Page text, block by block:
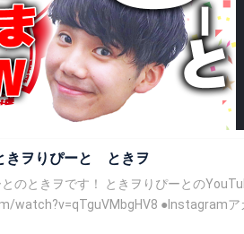
きヲりぴーと ときヲ
ャンネル登録をよろしくお願いいたします！ ●ときりぴYouTub
www.instagram.com/tokioooorpt/ ●TikTokアカウント https://vt.tiktok.com/yWVgr